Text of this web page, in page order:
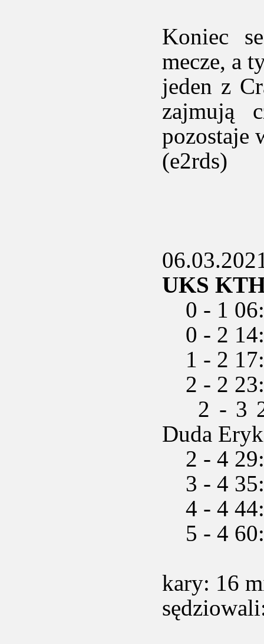
Koniec
mecze, a
jeden z
zajmują
pozostaje
(e2rds)
UKS
0 - 1
0 - 2
1 - 2
2 - 2
2 - 3
Duda Eryk
2 - 4
3 - 4
4 - 4
5 - 4
kary: 16